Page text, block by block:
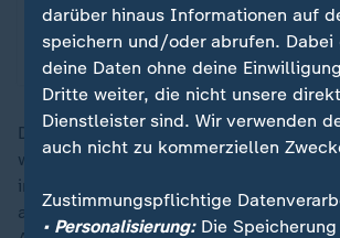
Datenschutzeinstellungen
Die US-Notenbanker haben bis zum
weitere Zinssenkungen um jeweils
in Aussicht gestellt. Da Edelmetall
abwirft, verstärkt ein Rückgang der
darüber hinaus Informationen auf
speichern und/oder abrufen. Dabei
deine Daten ohne deine
Dritte weiter, die nicht unsere
Dienstleister sind. Wir verwenden
auch nicht zu kommerziellen
Zustimmungspflichtige
• Personalisierung:Die Speicherung